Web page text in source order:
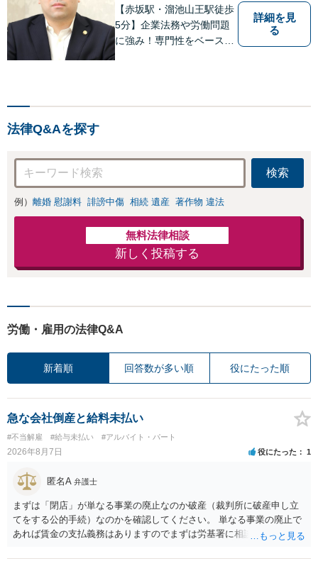
【赤坂駅・溜池山王駅徒歩
5分】企業法務や労働問題
に強み！専門性をベースに
詳細を見
る
法律Q&Aを探す
検索
例） 離婚 慰謝料 誹謗中傷 相続 遺産 著作物 違法
無料法律相談
新しく投稿する
労働・雇用の法律Q&A
新着順 回答数が多い順 役にたった順
急な会社倒産と給料未払い
#不当解雇 #給与未払い #アルバイト・パート
2026年8月7日 役にたった 1
匿名A 弁護士
まずは「閉店」が単なる事業の廃止なのか破産（裁判所に破産申し立
てをする公的手続）なのかを確認してください。 単なる事業の廃止で
あれば賃金の支払義務はありますのでまずは労基署に相談してくださ